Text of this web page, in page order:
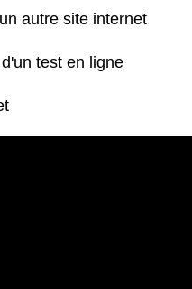
autre site internet
test en ligne